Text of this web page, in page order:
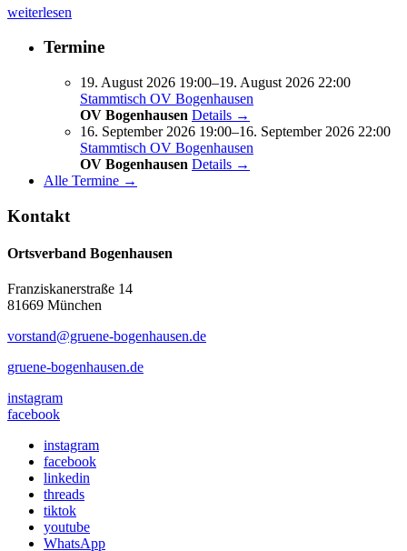
weiterlesen
Termine
19. August 2026 19:00–19. August 2026 22:00
Stammtisch OV Bogenhausen
OV Bogenhausen Details →
16. September 2026 19:00–16. September 2026 22:00
Stammtisch OV Bogenhausen
OV Bogenhausen Details →
Alle Termine →
Kontakt
Ortsverband Bogenhausen
Franziskanerstraße 14
81669 München
vorstand@gruene-bogenhausen.de
gruene-bogenhausen.de
instagram
facebook
instagram
facebook
linkedin
threads
tiktok
youtube
WhatsApp